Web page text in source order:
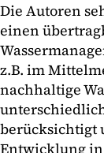
Die Autoren
einen
z.B. im
nachhaltige
berücksichtigt
Entwicklung